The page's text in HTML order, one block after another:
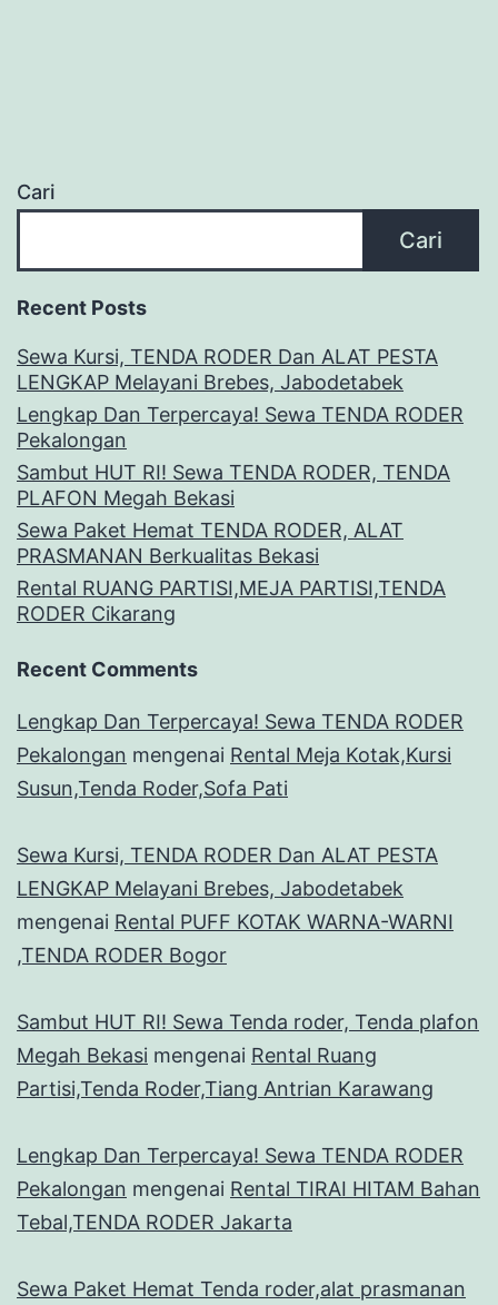
Cari
Cari
Recent Posts
Sewa Kursi, TENDA RODER Dan ALAT PESTA
LENGKAP Melayani Brebes, Jabodetabek
Lengkap Dan Terpercaya! Sewa TENDA RODER
Pekalongan
Sambut HUT RI! Sewa TENDA RODER, TENDA
PLAFON Megah Bekasi
Sewa Paket Hemat TENDA RODER, ALAT
PRASMANAN Berkualitas Bekasi
Rental RUANG PARTISI,MEJA PARTISI,TENDA
RODER Cikarang
Recent Comments
Lengkap Dan Terpercaya! Sewa TENDA RODER
Pekalongan mengenai Rental Meja Kotak,Kursi
Susun,Tenda Roder,Sofa Pati
Sewa Kursi, TENDA RODER Dan ALAT PESTA
LENGKAP Melayani Brebes, Jabodetabek
mengenai Rental PUFF KOTAK WARNA-WARNI
,TENDA RODER Bogor
Sambut HUT RI! Sewa Tenda roder, Tenda plafon
Megah Bekasi mengenai Rental Ruang
Partisi,Tenda Roder,Tiang Antrian Karawang
Lengkap Dan Terpercaya! Sewa TENDA RODER
Pekalongan mengenai Rental TIRAI HITAM Bahan
Tebal,TENDA RODER Jakarta
Sewa Paket Hemat Tenda roder,alat prasmanan